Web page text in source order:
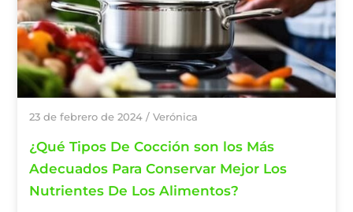
23 de febrero de 2024 /Verónica
¿Qué Tipos De Cocción son los Más
Adecuados Para Conservar Mejor Los
Nutrientes De Los Alimentos?